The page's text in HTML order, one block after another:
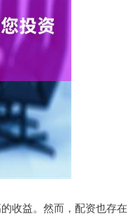
收益。然而，配资也存在